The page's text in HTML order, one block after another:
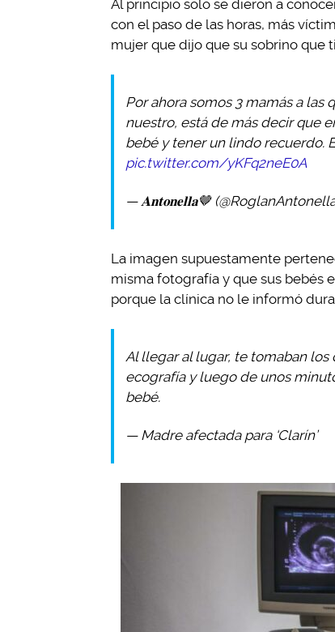
Al principio solo se dieron a
con el paso de las horas, más
mujer que dijo que su sobrino que
Por ahora somos 3 mamás a las
nuestro, está de más decir que
bebé y tener un lindo recuerdo.
pic.twitter.com/yKFq2neE0A
— 𝐀𝐧𝐭𝐨𝐧𝐞𝐥𝐥𝐚🤎
La imagen supuestamente
misma fotografía y que sus bebés
porque la clínica no le informó
Al llegar al lugar, te tomaban los
ecografía y luego de unos
bebé.
— Madre afectada para ‘Clarín’